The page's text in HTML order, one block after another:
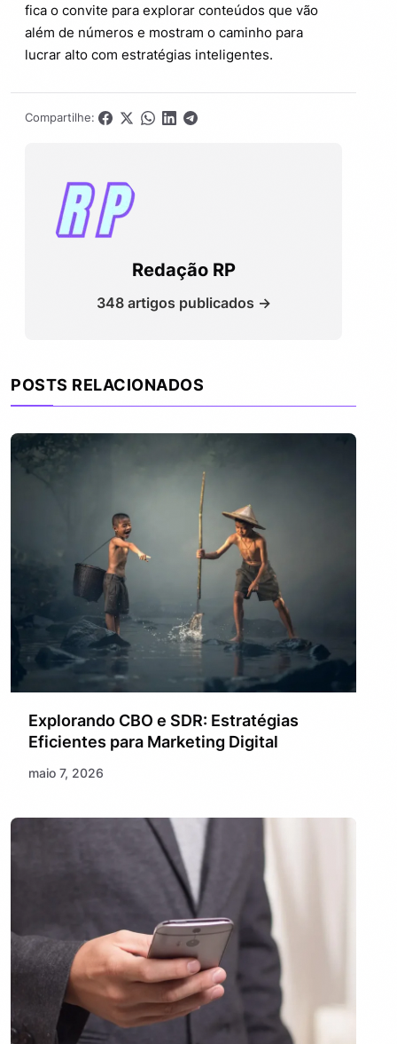
fica o convite para explorar conteúdos que vão
além de números e mostram o caminho para
lucrar alto com estratégias inteligentes.
Compartilhe:
Redação RP
348 artigos publicados →
POSTS RELACIONADOS
Explorando CBO e SDR: Estratégias
Eficientes para Marketing Digital
maio 7, 2026